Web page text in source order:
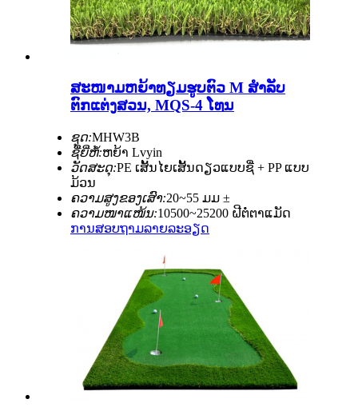
ສະໜາມຫຍ້າທຽມຮູບຕົວ M ສຳລັບ
ຕົກແຕ່ງສວນ, MQS-4 ໂທນ
ຊຸດ:MHW3B
ຊື່ຍີ່ຫໍ້:ຫຍ້າ Lvyin
ວັດສະດຸ:PE ເສັ້ນໄຍເສັ້ນດຽວແບບຊື່ + PP ແບບ
ມ້ວນ
ຄວາມສູງຂອງເສົາ:20~55 ມມ ±
ຄວາມໜາແໜ້ນ:10500~25200 ຝີຕໍ່ຕາແມັດ
ການສອບຖາມລາຍລະອຽດ